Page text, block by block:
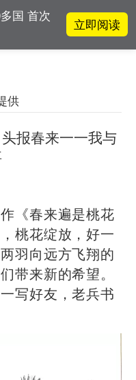
国 首次
立即阅读
化精神世
空
供
报春来一一我与
《春来遍是桃花
桃花绽放，好一
羽向远方飞翔的
带来新的希望。
写好友，老兵书